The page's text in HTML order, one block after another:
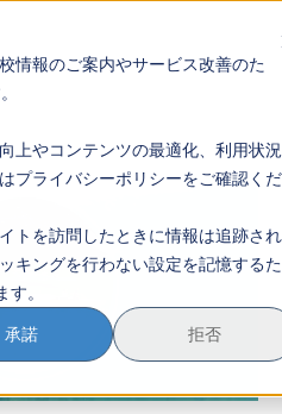
情報のご案内やサービス改善のた
上やコンテンツの最適化、利用状況
プライバシーポリシーをご確認くだ
トを訪問したときに情報は追跡され
キングを行わない設定を記憶するた
。
承諾 拒否
めかた